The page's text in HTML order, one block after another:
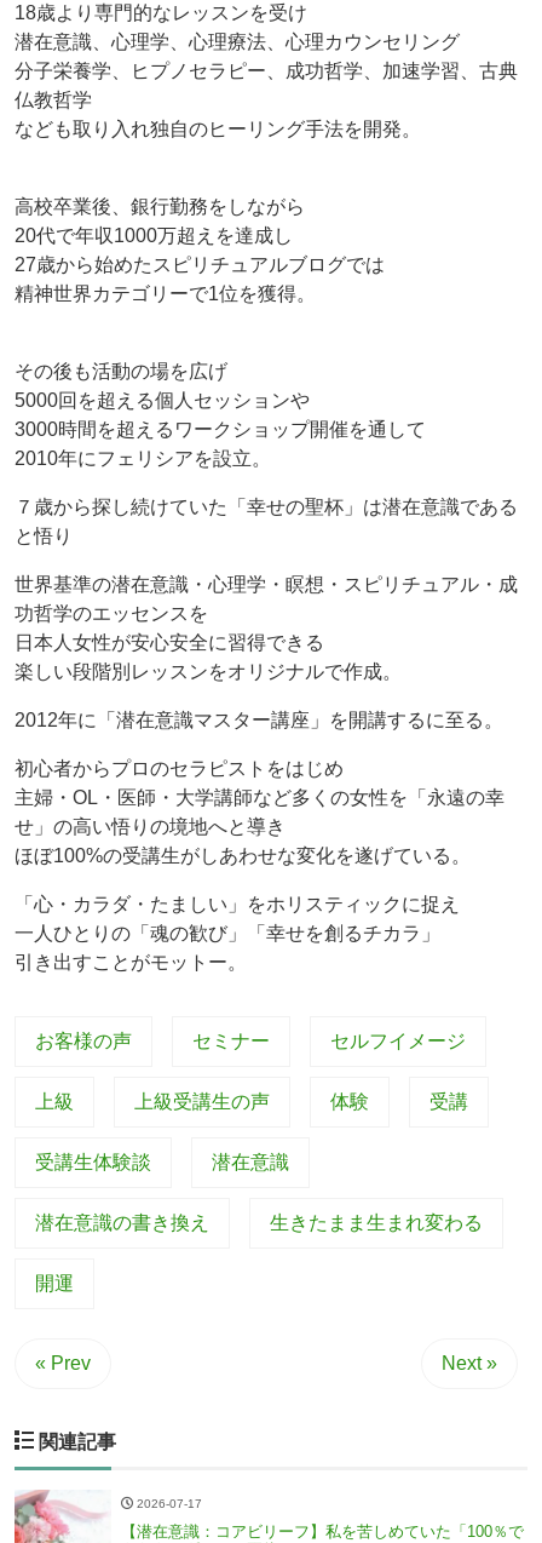
18歳より専門的なレッスンを受け
潜在意識、心理学、心理療法、心理カウンセリング
分子栄養学、ヒプノセラピー、成功哲学、加速学習、古典
仏教哲学
なども取り入れ独自のヒーリング手法を開発。
高校卒業後、銀行勤務をしながら
20代で年収1000万超えを達成し
27歳から始めたスピリチュアルブログでは
精神世界カテゴリーで1位を獲得。
その後も活動の場を広げ
5000回を超える個人セッションや
3000時間を超えるワークショップ開催を通して
2010年にフェリシアを設立。
７歳から探し続けていた「幸せの聖杯」は潜在意識である
と悟り
世界基準の潜在意識・心理学・瞑想・スピリチュアル・成
功哲学のエッセンスを
日本人女性が安心安全に習得できる
楽しい段階別レッスンをオリジナルで作成。
2012年に「潜在意識マスター講座」を開講するに至る。
初心者からプロのセラピストをはじめ
主婦・OL・医師・大学講師など多くの女性を「永遠の幸
せ」の高い悟りの境地へと導き
ほぼ100%の受講生がしあわせな変化を遂げている。
「心・カラダ・たましい」をホリスティックに捉え
一人ひとりの「魂の歓び」「幸せを創るチカラ」
引き出すことがモットー。
お客様の声 セミナー セルフイメージ
上級 上級受講生の声 体験 受講
受講生体験談 潜在意識
潜在意識の書き換え 生きたまま生まれ変わる
開運
« Prev Next »
関連記事
2026-07-17
【潜在意識：コアビリーフ】私を苦しめていた「100％で